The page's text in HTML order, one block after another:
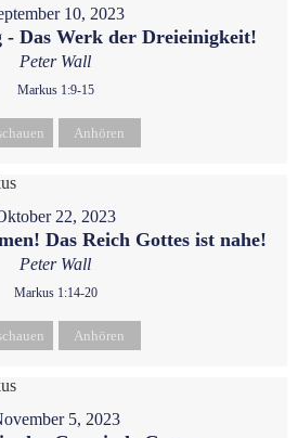
10, 2023
- Das Werk der Dreieinigkeit!
Peter Wall
Markus 1:9-15
Anhören
22, 2023
Das Reich Gottes ist nahe!
Peter Wall
Markus 1:14-20
Anhören
5, 2023